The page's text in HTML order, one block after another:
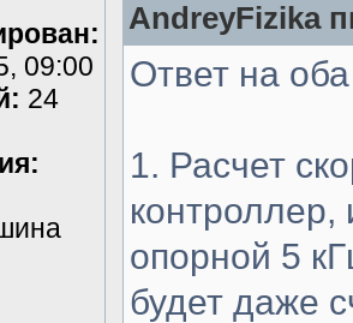
09:00
24
AndreyFizika
Ответ на
1. Расчет
контроллер,
опорной 5
будет даже